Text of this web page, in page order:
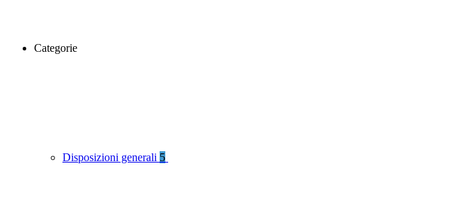
Categorie
Disposizioni generali 5